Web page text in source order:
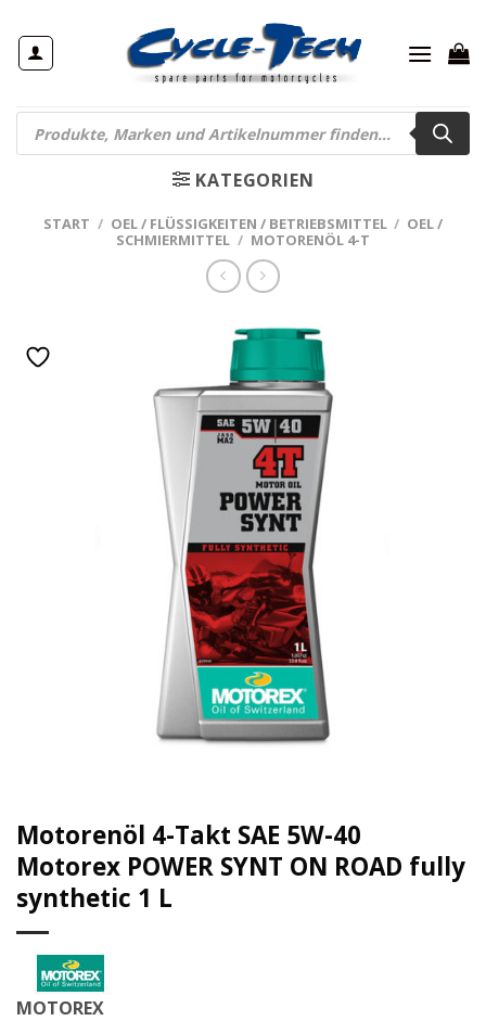
Inhalt
springen
Products
search
KATEGORIEN
START / OEL / FLÜSSIGKEITEN / BETRIEBSMITTEL / OEL /
SCHMIERMITTEL / MOTORENÖL 4-T
Motorenöl 4-Takt SAE 5W-40
Motorex POWER SYNT ON ROAD fully
synthetic 1 L
MOTOREX